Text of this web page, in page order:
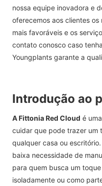
nossa equipe inovadora e
oferecemos aos clientes
mais favoráveis ​​e os
contato conosco caso
Youngplants garante a
Introdução ao
A Fittonia Red Cloud é
cuidar que pode trazer um
qualquer casa ou
baixa necessidade de
para quem busca um
isoladamente ou como